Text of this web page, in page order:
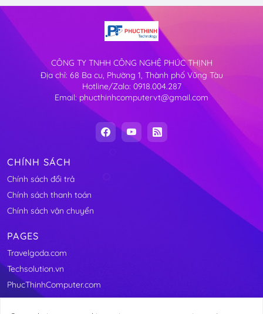
CÔNG TY TNHH CÔNG NGHỆ PHÚC THỊNH
Địa chỉ: 68 Ba cu, Phường 1, Thành phố Vũng Tàu
Hotline/Zalo: 0918.004.287
Email: phucthinhcomputervt@gmail.com
CHÍNH SÁCH
Chính sách đổi trả
Chính sách thanh toán
Chính sách vận chuyển
PAGES
Travelgoda.com
Techsolution.vn
PhucThinhComputer.com